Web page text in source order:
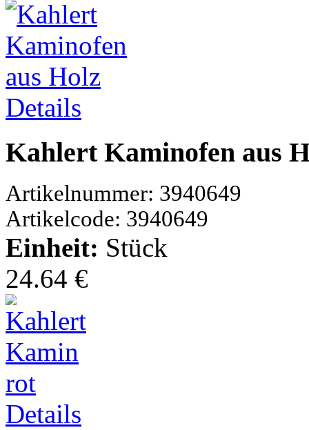
Details
Kahlert Kaminofen aus
Artikelnummer: 3940649
Artikelcode: 3940649
Einheit: Stück
24.64 €
Details